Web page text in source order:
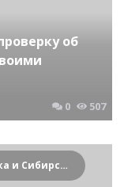
об
0 507
Криминальные новости Новосибирска и Сибирского региона